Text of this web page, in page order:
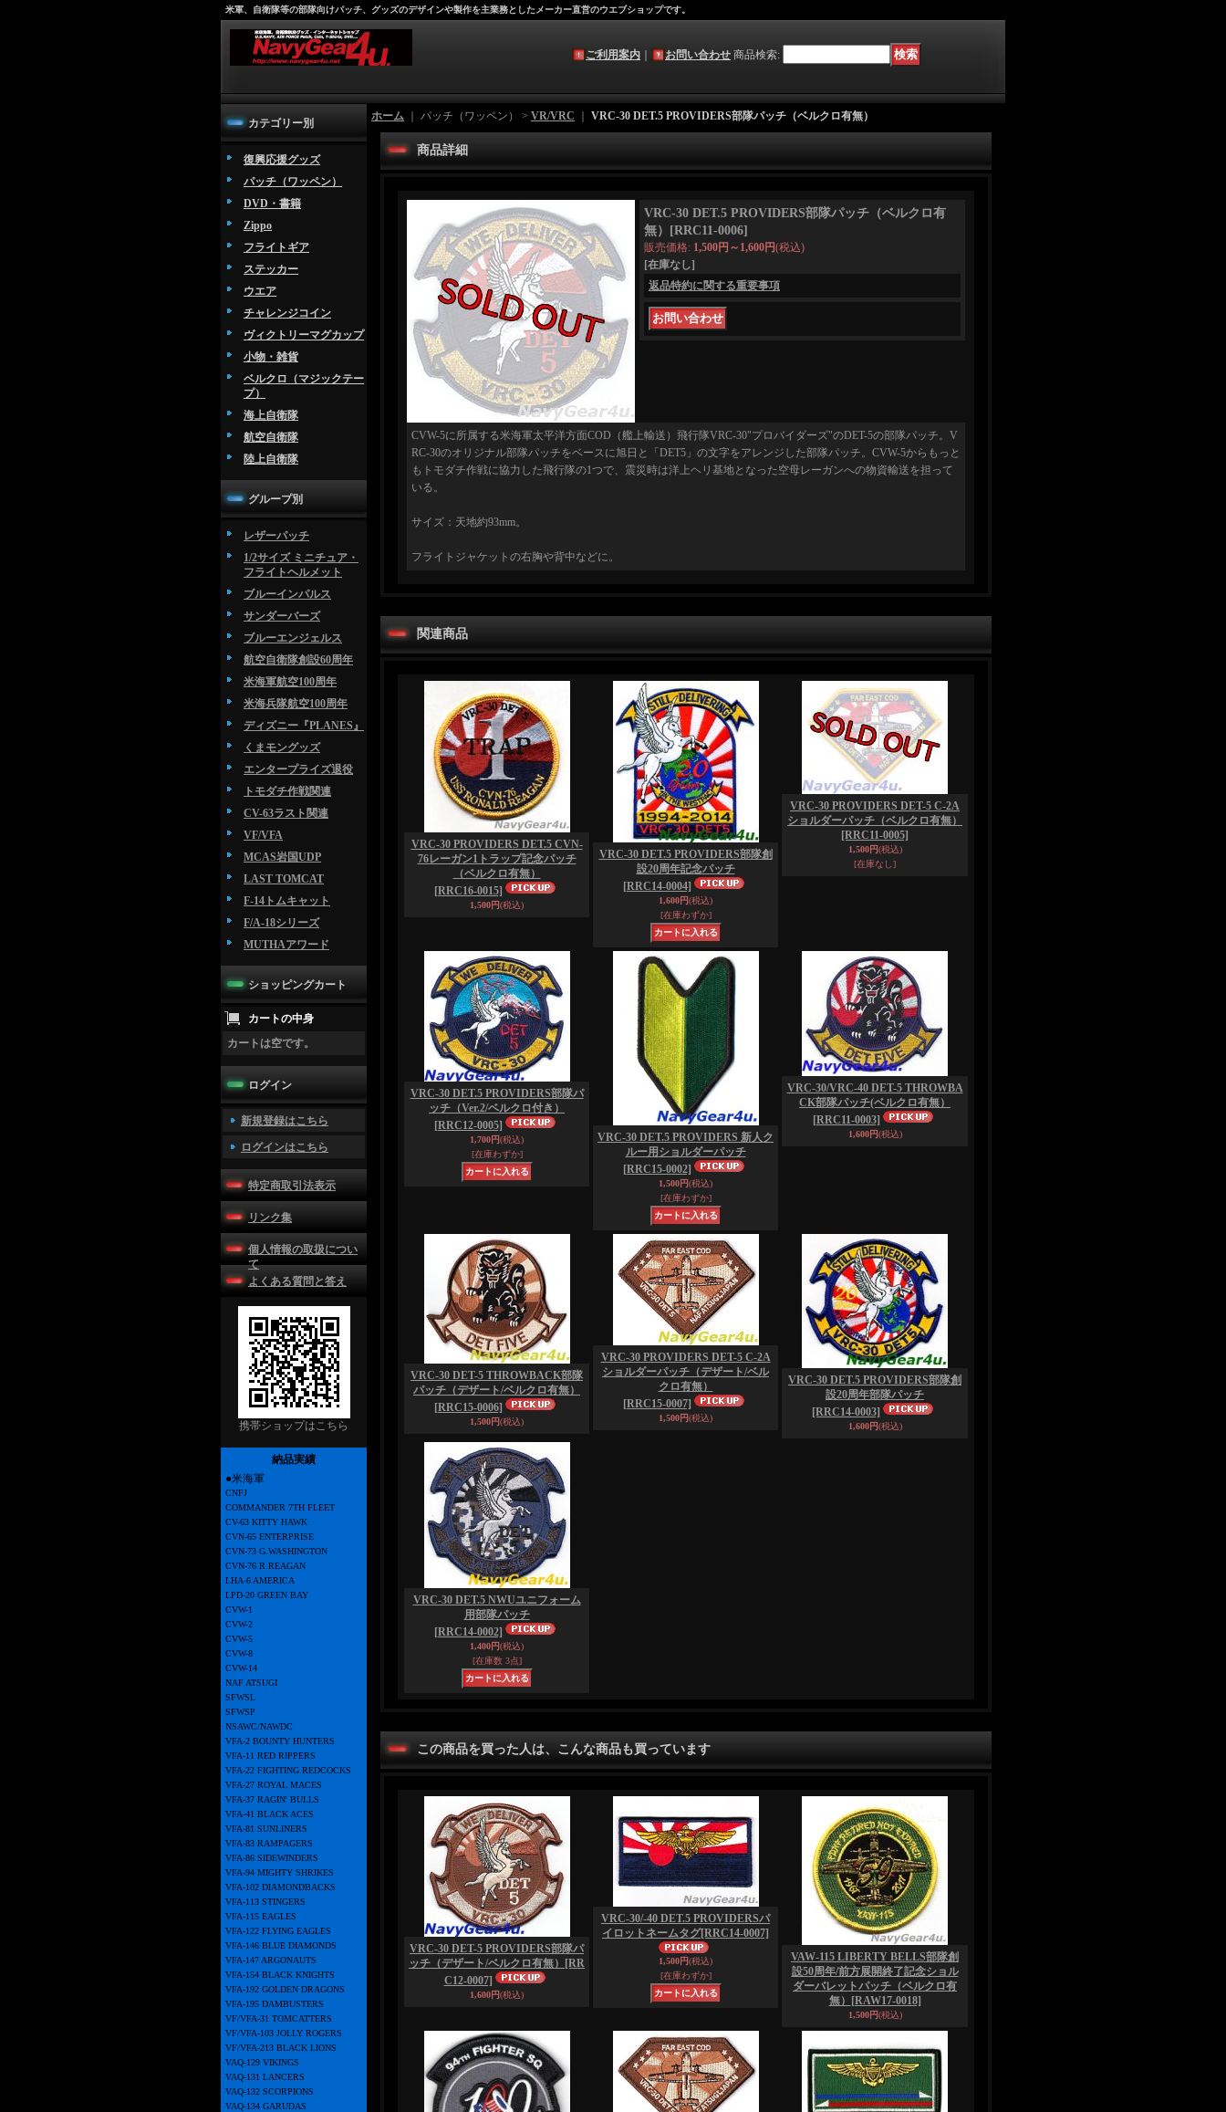
米軍、自衛隊等の部隊向けパッチ、グッズのデザインや製作を主業務としたメーカー直営のウエブショップです。
ご利用案内 お問い合わせ 商品検索:
カテゴリー別
復興応援グッズ
パッチ（ワッペン）
DVD・書籍
Zippo
フライトギア
ステッカー
ウエア
チャレンジコイン
ヴィクトリーマグカップ
小物・雑貨
ベルクロ（マジックテー
プ）
海上自衛隊
航空自衛隊
陸上自衛隊
グループ別
レザーパッチ
1/2サイズ ミニチュア・
フライトヘルメット
ブルーインパルス
サンダーバーズ
ブルーエンジェルス
航空自衛隊創設60周年
米海軍航空100周年
米海兵隊航空100周年
ディズニー『PLANES』
くまモングッズ
エンタープライズ退役
トモダチ作戦関連
CV-63ラスト関連
VF/VFA
MCAS岩国UDP
LAST TOMCAT
F-14トムキャット
F/A-18シリーズ
MUTHAアワード
ショッピングカート
カートの中身
カートは空です。
ログイン
新規登録はこちら
ログインはこちら
特定商取引法表示
リンク集
個人情報の取扱につい
て
よくある質問と答え
携帯ショップはこちら
納品実績
●米海軍
CNFJ
COMMANDER 7TH FLEET
CV-63 KITTY HAWK
CVN-65 ENTERPRISE
CVN-73 G.WASHINGTON
CVN-76 R.REAGAN
LHA-6 AMERICA
LPD-20 GREEN BAY
CVW-1
CVW-2
CVW-5
CVW-8
CVW-14
NAF ATSUGI
SFWSL
SFWSP
NSAWC/NAWDC
VFA-2 BOUNTY HUNTERS
VFA-11 RED RIPPERS
VFA-22 FIGHTING REDCOCKS
VFA-27 ROYAL MACES
VFA-37 RAGIN' BULLS
VFA-41 BLACK ACES
VFA-81 SUNLINERS
VFA-83 RAMPAGERS
VFA-86 SIDEWINDERS
VFA-94 MIGHTY SHRIKES
VFA-102 DIAMONDBACKS
VFA-113 STINGERS
VFA-115 EAGLES
VFA-122 FLYING EAGLES
VFA-146 BLUE DIAMONDS
VFA-147 ARGONAUTS
VFA-154 BLACK KNIGHTS
VFA-192 GOLDEN DRAGONS
VFA-195 DAMBUSTERS
VF/VFA-31 TOMCATTERS
VF/VFA-103 JOLLY ROGERS
VF/VFA-213 BLACK LIONS
VAQ-129 VIKINGS
VAQ-131 LANCERS
VAQ-132 SCORPIONS
VAQ-134 GARUDAS
ホーム ｜ パッチ（ワッペン） > VR/VRC VRC-30 DET.5 PROVIDERS部隊パッチ（ベルクロ有無）
商品詳細
VRC-30 DET.5 PROVIDERS部隊パッチ（ベルクロ有
無）
[RRC11-0006]
販売価格: 1,500円～1,600円(税込)
[在庫なし]
返品特約に関する重要事項
CVW-5に所属する米海軍太平洋方面COD（艦上輸送）飛行隊VRC-30"プロバイダーズ"のDET-5の部隊パッチ。V
RC-30のオリジナル部隊パッチをベースに旭日と「DET5」の文字をアレンジした部隊パッチ。CVW-5からもっと
もトモダチ作戦に協力した飛行隊の1つで、震災時は洋上ヘリ基地となった空母レーガンへの物資輸送を担って
いる。
サイズ：天地約93mm。
フライトジャケットの右胸や背中などに。
関連商品
VRC-30 PROVIDERS DET.5 CVN-
76レーガン1トラップ記念パッチ
（ベルクロ有無）
[RRC16-0015]
1,500円(税込)
VRC-30 DET.5 PROVIDERS部隊創
設20周年記念パッチ
[RRC14-0004]
1,600円(税込)
[在庫わずか]
VRC-30 PROVIDERS DET-5 C-2A
ショルダーパッチ（ベルクロ有無）
[RRC11-0005]
1,500円(税込)
[在庫なし]
VRC-30 DET.5 PROVIDERS部隊パ
ッチ（Ver.2/ベルクロ付き）
[RRC12-0005]
1,700円(税込)
[在庫わずか]
VRC-30 DET.5 PROVIDERS 新人ク
ルー用ショルダーパッチ
[RRC15-0002]
1,500円(税込)
[在庫わずか]
VRC-30/VRC-40 DET-5 THROWBA
CK部隊パッチ(ベルクロ有無）
[RRC11-0003]
1,600円(税込)
VRC-30 DET-5 THROWBACK部隊
パッチ（デザート/ベルクロ有無）
[RRC15-0006]
1,500円(税込)
VRC-30 PROVIDERS DET-5 C-2A
ショルダーパッチ（デザート/ベル
クロ有無）
[RRC15-0007]
1,500円(税込)
VRC-30 DET.5 PROVIDERS部隊創
設20周年部隊パッチ
[RRC14-0003]
1,600円(税込)
VRC-30 DET.5 NWUユニフォーム
用部隊パッチ
[RRC14-0002]
1,400円(税込)
[在庫数 3点]
この商品を買った人は、こんな商品も買っています
VRC-30 DET-5 PROVIDERS部隊パ
ッチ（デザート/ベルクロ有無）
[RR
C12-0007]
1,600円(税込)
VRC-30/-40 DET.5 PROVIDERSパ
イロットネームタグ[RRC14-0007]
1,500円(税込)
[在庫わずか]
VAW-115 LIBERTY BELLS部隊創
設50周年/前方展開終了記念ショル
ダーバレットパッチ（ベルクロ有
無）
[RAW17-0018]
1,500円(税込)